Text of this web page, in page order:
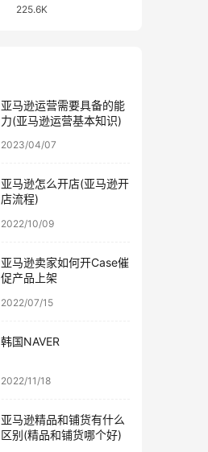
225.6K
亚马逊运营需要具备的能
力(亚马逊运营基本知识)
2023/04/07
亚马逊怎么开店(亚马逊开
店流程)
2022/10/09
亚马逊卖家如何开Case催
促产品上架
2022/07/15
韩国NAVER
2022/11/18
亚马逊精品和铺货有什么
区别(精品和铺货哪个好)